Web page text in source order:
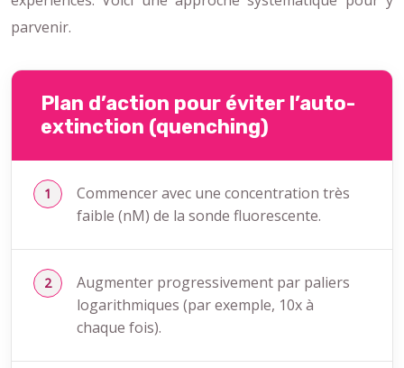
parvenir.
Plan d’action pour éviter l’auto-
extinction (quenching)
Commencer avec une concentration très
faible (nM) de la sonde fluorescente.
Augmenter progressivement par paliers
logarithmiques (par exemple, 10x à
chaque fois).